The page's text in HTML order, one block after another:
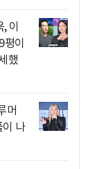
이
이
했
머
이 나